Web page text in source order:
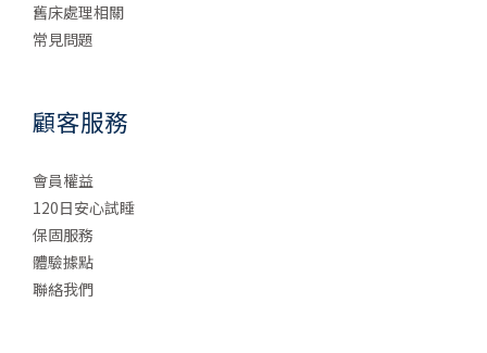
舊床處理相關
常見問題
顧客服務
會員權益
120日安心試睡
保固服務
體驗據點
聯絡我們